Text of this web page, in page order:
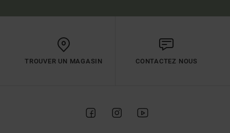
TROUVER UN MAGASIN CONTACTEZ NOUS